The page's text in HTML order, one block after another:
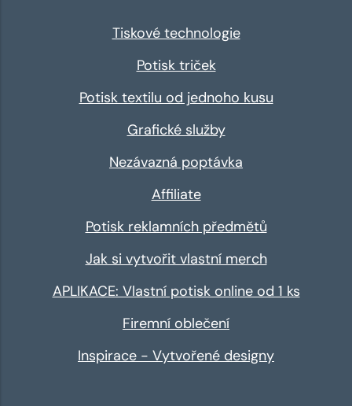
Tiskové technologie
Potisk triček
Potisk textilu od jednoho kusu
Grafické služby
Nezávazná poptávka
Affiliate
Potisk reklamních předmětů
Jak si vytvořit vlastní merch
APLIKACE: Vlastní potisk online od 1 ks
Firemní oblečení
Inspirace - Vytvořené designy